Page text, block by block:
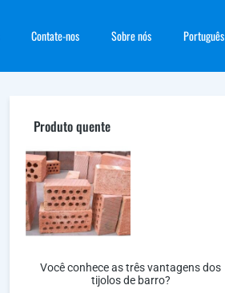
Contate-nos Sobre nós Português
Produto quente
Você conhece as três vantagens dos
tijolos de barro?